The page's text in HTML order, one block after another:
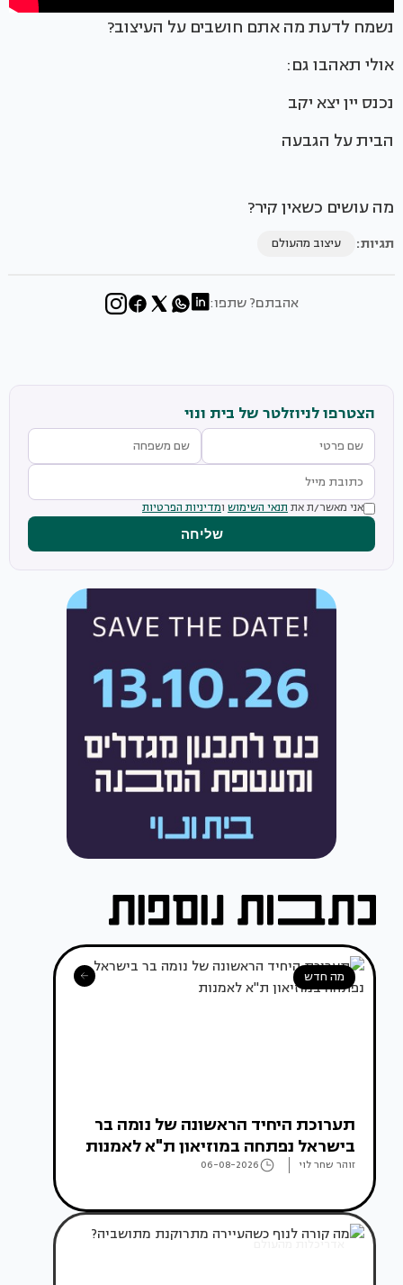
נשמח לדעת מה אתם חושבים על העיצוב?
אולי תאהבו גם:
נכנס יין יצא יקב
הבית על הגבעה
מה עושים כשאין קיר?
תגיות: עיצוב מהעולם
אהבתם? שתפו:
הצטרפו לניוזלטר של בית ונוי
אני מאשר/ת את תנאי השימוש ומדיניות הפרטיות
שליחה
מה חדש
תערוכת היחיד הראשונה של נומה בר
בישראל נפתחה במוזיאון ת"א לאמנות
זוהר שחר לוי 06-08-2026
אדריכלות מהעולם